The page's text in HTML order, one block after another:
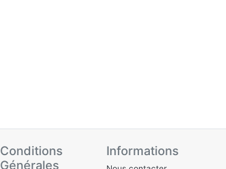
Conditions
Générales
Informations